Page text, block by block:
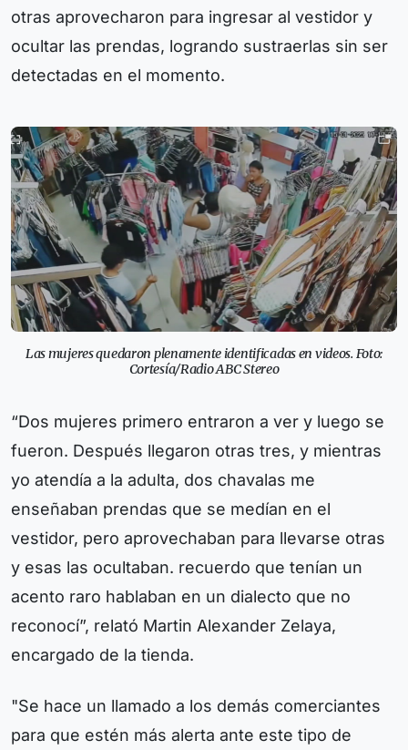
otras aprovecharon para ingresar al vestidor y
ocultar las prendas, logrando sustraerlas sin ser
detectadas en el momento.
Las mujeres quedaron plenamente identificadas en videos. Foto:
Cortesía/Radio ABC Stereo
“Dos mujeres primero entraron a ver y luego se
fueron. Después llegaron otras tres, y mientras
yo atendía a la adulta, dos chavalas me
enseñaban prendas que se medían en el
vestidor, pero aprovechaban para llevarse otras
y esas las ocultaban. recuerdo que tenían un
acento raro hablaban en un dialecto que no
reconocí”, relató Martin Alexander Zelaya,
encargado de la tienda.
"Se hace un llamado a los demás comerciantes
para que estén más alerta ante este tipo de